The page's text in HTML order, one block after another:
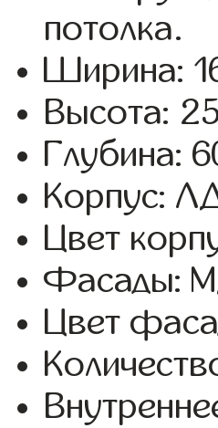
потолка.
Ширина:
Высота:
Глубина:
Корпус:
Цвет
Фасады:
Цвет